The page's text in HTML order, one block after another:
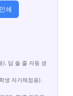
쇄
). 답 쓸 줄 자동 생
생 자가채점용).